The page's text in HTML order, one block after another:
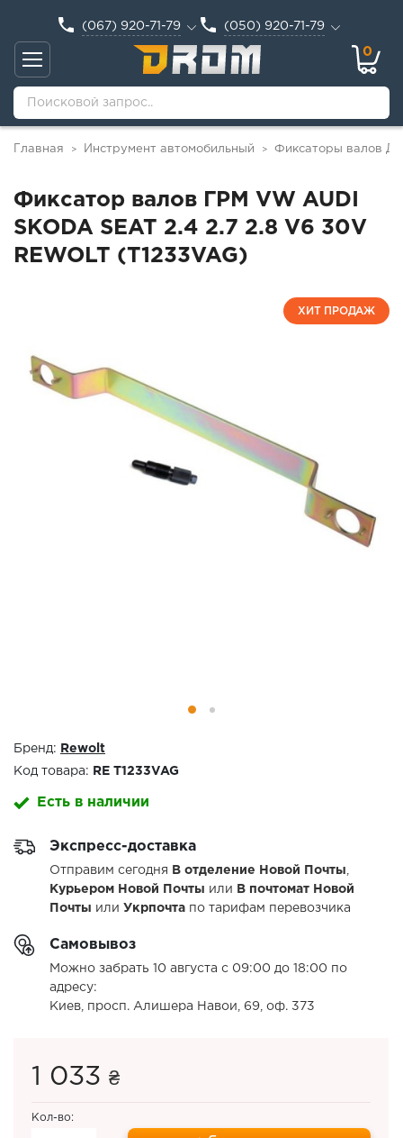
(067) 920-71-79 (050) 920-71-79
0
Главная > Инструмент автомобильный > Фиксаторы валов
Фиксатор валов ГРМ VW AUDI
SKODA SEAT 2.4 2.7 2.8 V6 30V
REWOLT (T1233VAG)
ХИТ ПРОДАЖ
Бренд: Rewolt
Код товара: RE T1233VAG
Есть в наличии
Экспресс-доставка
Отправим сегодня В отделение Новой Почты
Курьером Новой Почты или
В почтомат Новой
Почты или Укрпочта по тарифам перевозчика
Самовывоз
Можно забрать 10 августа с 09:00 до 18:00 по
адресу:
Киев, просп. Алишера Навои, 69, оф. 373
1 033 ₴
Кол-во: